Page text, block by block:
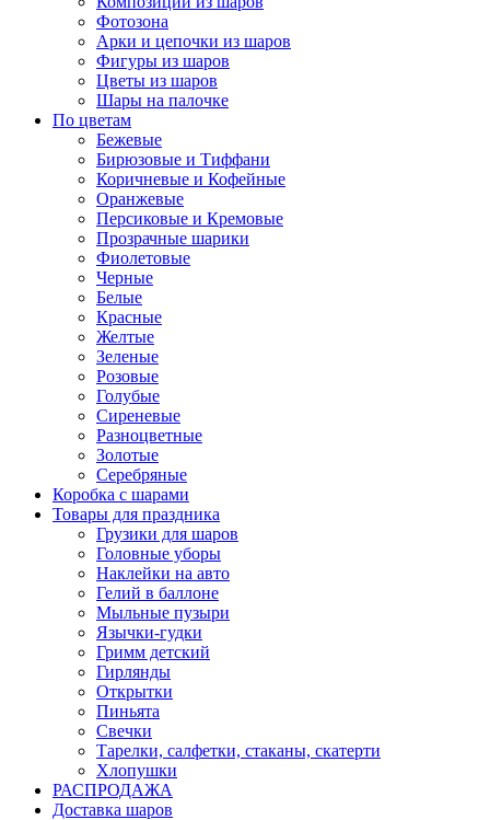
Фотозона
Арки и цепочки из шаров
Фигуры из шаров
Цветы из шаров
Шары на палочке
По цветам
Бежевые
Бирюзовые и Тиффани
Коричневые и Кофейные
Оранжевые
Персиковые и Кремовые
Прозрачные шарики
Фиолетовые
Черные
Белые
Красные
Желтые
Зеленые
Розовые
Голубые
Сиреневые
Разноцветные
Золотые
Серебряные
Коробка с шарами
Товары для праздника
Грузики для шаров
Головные уборы
Наклейки на авто
Гелий в баллоне
Мыльные пузыри
Язычки-гудки
Гримм детский
Гирлянды
Открытки
Пиньята
Свечки
Тарелки, салфетки, стаканы, скатерти
Хлопушки
РАСПРОДАЖА
Доставка шаров